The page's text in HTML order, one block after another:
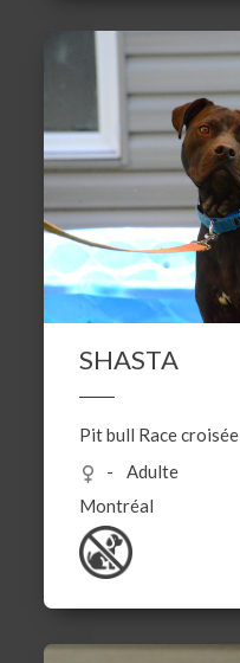
SHASTA
Pit bull Race croisée
Adulte
Montréal